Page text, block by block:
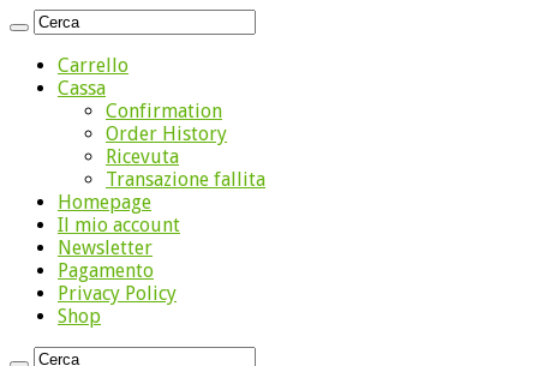
Carrello
Cassa
Confirmation
Order History
Ricevuta
Transazione fallita
Homepage
Il mio account
Newsletter
Pagamento
Privacy Policy
Shop